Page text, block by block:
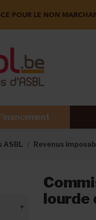
POUR LE NON
ASBL Revenus
lourde